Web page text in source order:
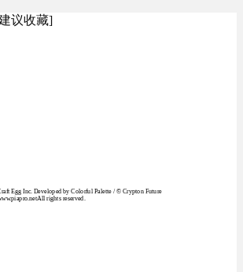
议收藏]
Egg Inc. Developed by Colorful Palette / © Crypton Future
rights reserved.